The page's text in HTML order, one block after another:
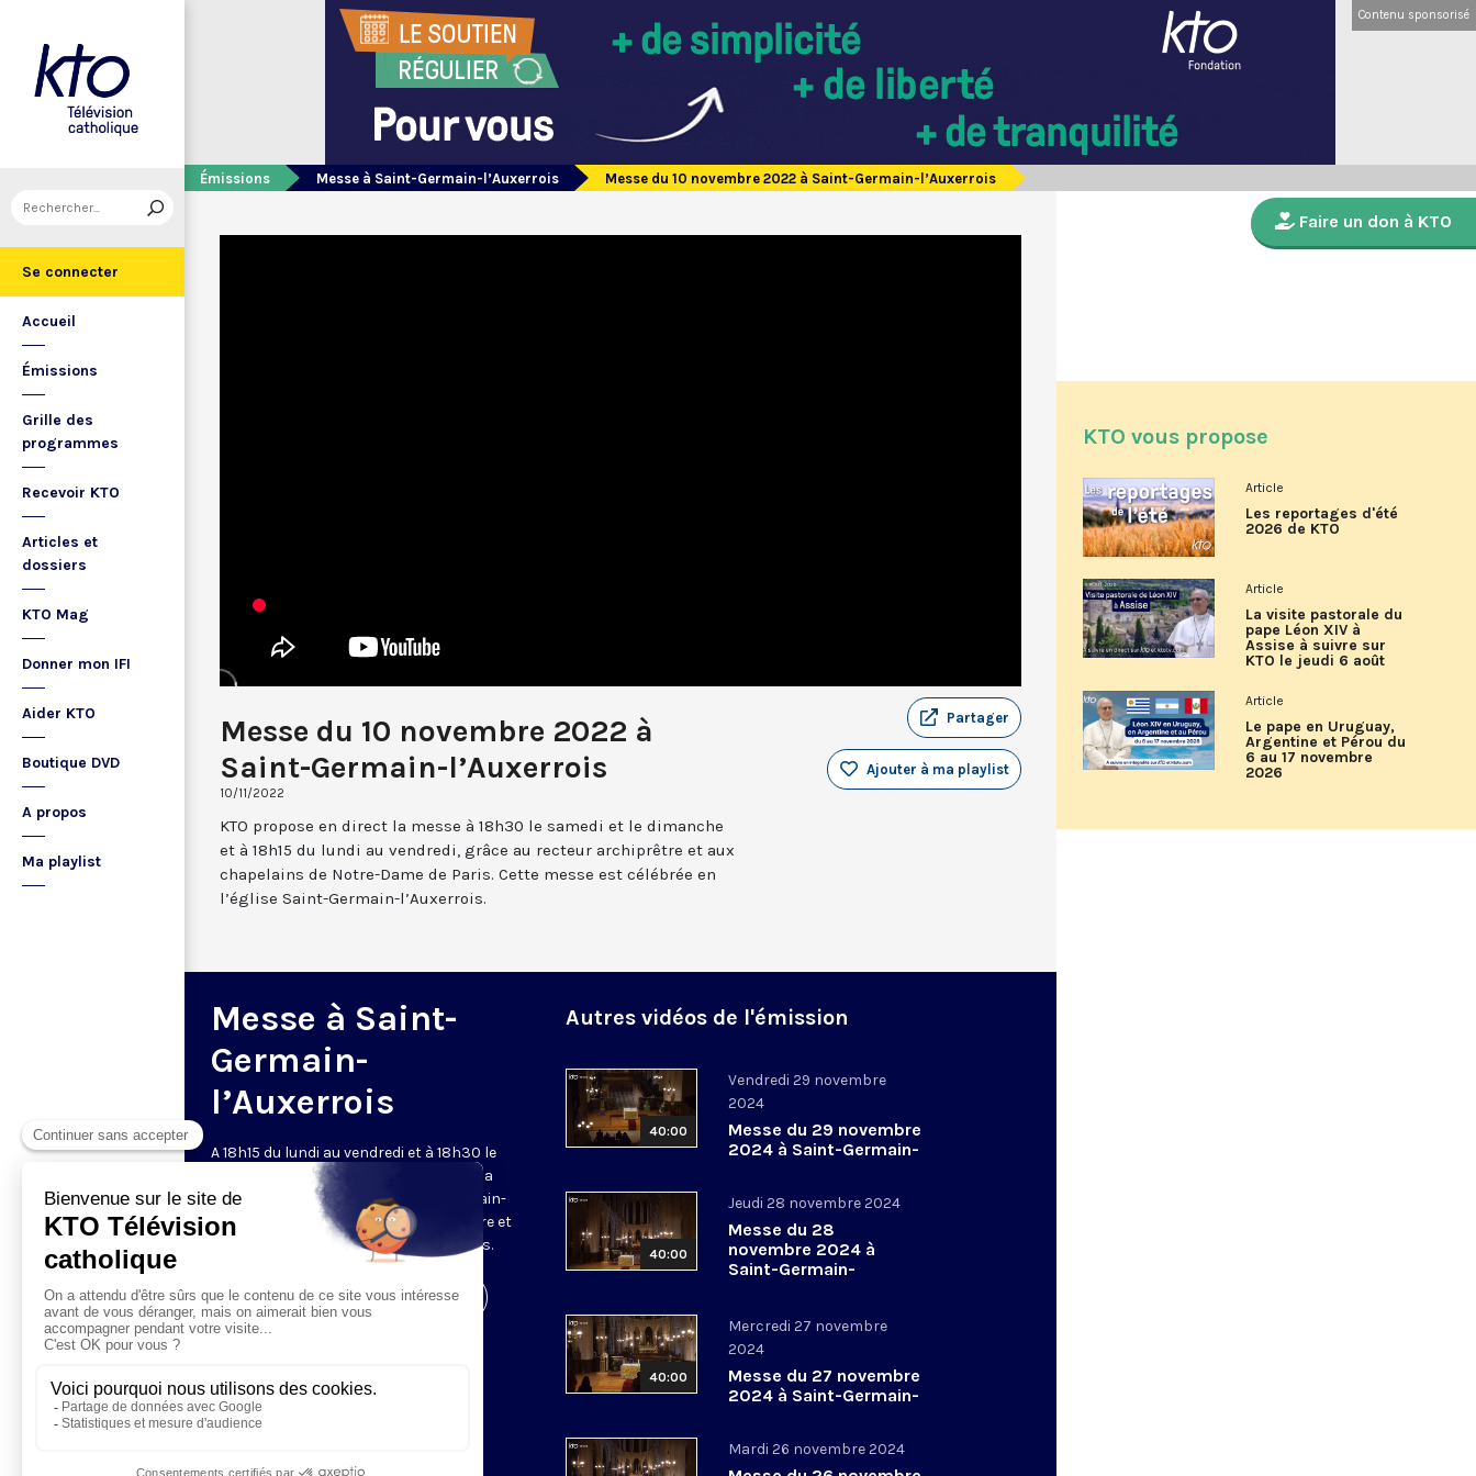
Se connecter
Accueil
Émissions
Grille des
programmes
Recevoir KTO
Articles et
dossiers
KTO Mag
Donner mon IFI
Aider KTO
Boutique DVD
A propos
Ma playlist
Contenu sponsorisé
Émissions Messe à Saint-Germain-l’Auxerrois Messe du 10 novembre 2022 à Saint-Germain-l’Auxerrois
Messe du 10 novembre 2022 à
Saint-Germain-l’Auxerrois
10/11/2022
Partager
Ajouter à ma playlist
KTO propose en direct la messe à 18h30 le samedi et le dimanche
et à 18h15 du lundi au vendredi, grâce au recteur archiprêtre et aux
chapelains de Notre-Dame de Paris. Cette messe est célébrée en
l’église Saint-Germain-l’Auxerrois.
Messe à Saint-
Germain-
l’Auxerrois
A 18h15 du lundi au vendredi et à 18h30 le
samedi et dimanche, KTO retransmet la
messe en direct de l'église Saint-Germain-
l'Auxerrois, grâce au recteur archiprêtre et
aux chapelains de Notre-Dame de Paris.
Visiter la page de l'émission
Autres vidéos de l'émission
40:00
Vendredi 29 novembre
2024
Messe du 29 novembre
2024 à Saint-Germain-
40:00
Jeudi 28 novembre 2024
Messe du 28
novembre 2024 à
Saint-Germain-
40:00
Mercredi 27 novembre
2024
Messe du 27 novembre
2024 à Saint-Germain-
Mardi 26 novembre 2024
Faire un don à KTO
KTO vous propose
Article
Les reportages d'été
2026 de KTO
Article
La visite pastorale du
pape Léon XIV à
Assise à suivre sur
KTO le jeudi 6 août
Article
Le pape en Uruguay,
Argentine et Pérou du
6 au 17 novembre
2026